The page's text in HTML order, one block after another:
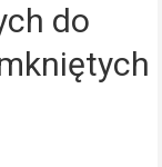
do